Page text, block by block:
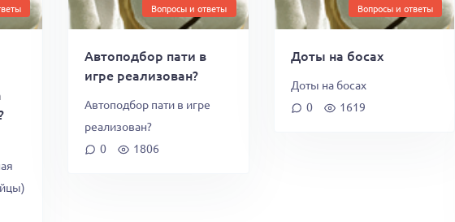
Вопросы и ответы
Автоподбор пати в
игре реализован?
Автоподбор пати в игре
реализован?
0
1806
Вопросы и ответы
Доты на босах
Доты на босах
0
1619